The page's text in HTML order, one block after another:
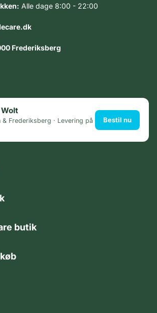
Alle dage 8:00 - 22:00
Frederiksberg
& Frederiksberg · Levering på
Bestil nu
butik